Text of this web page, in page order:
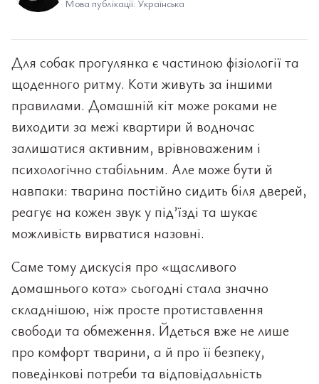
Мова публікації: Українська
Для собак прогулянка є частиною фізіології та
щоденного ритму. Коти живуть за іншими
правилами. Домашній кіт може роками не
виходити за межі квартири й водночас
залишатися активним, врівноваженим і
психологічно стабільним. Але може бути й
навпаки: тварина постійно сидить біля дверей,
реагує на кожен звук у під’їзді та шукає
можливість вирватися назовні.
Саме тому дискусія про «щасливого
домашнього кота» сьогодні стала значно
складнішою, ніж просте протиставлення
свободи та обмеження. Йдеться вже не лише
про комфорт тварини, а й про її безпеку,
поведінкові потреби та відповідальність